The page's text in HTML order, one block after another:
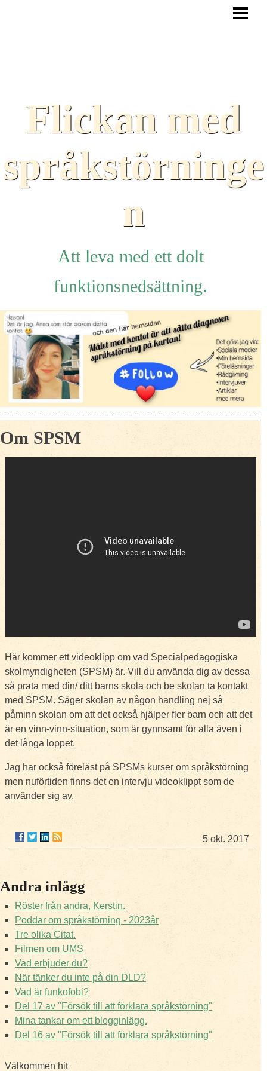
HJÄLPMEDEL
LÄNKAR
Flickan med
språkstörninge
n
Att leva med ett dolt
funktionsnedsättning.
Om SPSM
Här kommer ett videoklipp om vad Specialpedagogiska
skolmyndigheten (SPSM) är. Vill du använda dig av dessa
så prata med din/ ditt barns skola och be skolan ta kontakt
med SPSM. Säger skolan av någon handling nej så
påminn skolan om att det också hjälper fler barn och att det
är en vinn-vinn-situation, som är gynnsamt för alla även i
det långa loppet.
Jag har också föreläst på SPSMs kurser om språkstörning
men nuförtiden finns det en intervju videoklippt som de
använder sig av.
5 okt. 2017
Andra inlägg
Röster från andra, Kerstin.
Poddar om språkstörning - 2023år
Tre olika Citat.
Filmen om UMS
Vad erbjuder du?
När tänker du inte på din DLD?
Vad är funkofobi?
Del 17 av "Försök till att förklara språkstörning"
Mina tankar om ett blogginlägg.
Del 16 av "Försök till att förklara språkstörning"
Välkommen hit